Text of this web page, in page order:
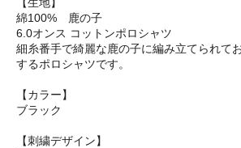
綿100% 鹿の子
6.0オンス コットンポロシャツ
細糸番手で綺麗な鹿の子に編み立てられて
するポロシャツです。
【カラー】
ブラック
【刺繍デザイン】